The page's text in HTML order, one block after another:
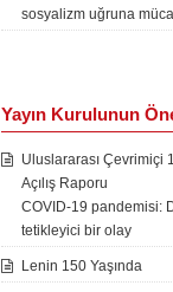
sosyalizm uğruna
Yayın Kurulunun
Uluslararası Çevrimiçi 1
Açılış Raporu
COVID-19 pandemisi:
tetikleyici bir olay
Lenin 150 Yaşında